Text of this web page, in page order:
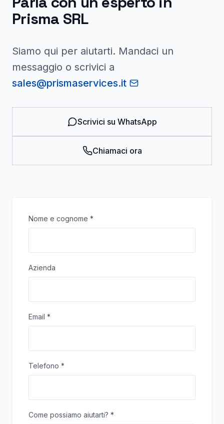
Prisma SRL
Siamo qui per aiutarti. Mandaci un
messaggio o scrivici a
sales@prismaservices.it
Scrivici su WhatsApp
Chiamaci ora
Nome e cognome *
Azienda
Email *
Telefono *
Come possiamo aiutarti? *